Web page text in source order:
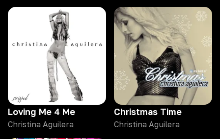
Loving Me 4 Me
Christina Aguilera
Christmas Time
Christina Aguilera